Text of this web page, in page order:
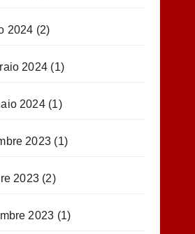
2024 (2)
2024 (1)
2024(1)
2023 (1)
2023(2)
2023 (1)